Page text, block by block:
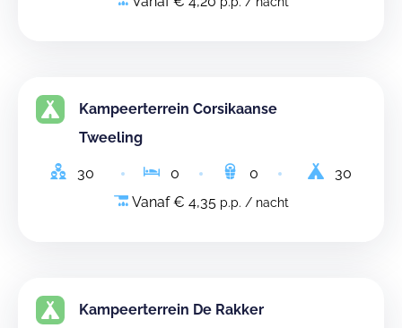
Kampeerterrein Corsikaanse
Tweeling
30 0 0
30
Vanaf € 4,35 p.p. / nacht
Kampeerterrein De Rakker